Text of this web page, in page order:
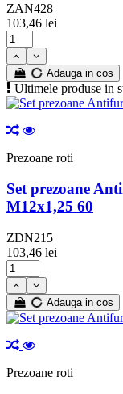
ZAN428
103,46 lei
Adauga in cos
Ultimele produse in
Prezoane roti
Set prezoane
M12x1,25 60
ZDN215
103,46 lei
Adauga in cos
Prezoane roti